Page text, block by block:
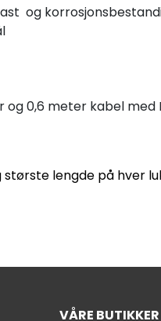
og
og 0,6 meter kabel
lengde på hver
VÅRE BUTIKKER